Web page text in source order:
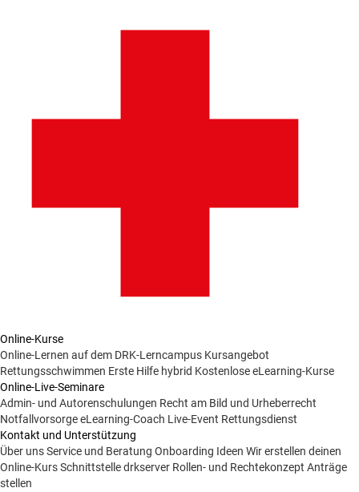
Online-Kurse
Online-Lernen auf dem DRK-Lerncampus Kursangebot
Rettungsschwimmen Erste Hilfe hybrid Kostenlose eLearning-Kurse
Online-Live-Seminare
Admin- und Autorenschulungen Recht am Bild und Urheberrecht
NotfallvorsorgeeLearning-Coach Live-Event Rettungsdienst
Kontakt und Unterstützung
Über unsService und Beratung Onboarding Ideen Wir erstellen deinen
Online-KursSchnittstelle drkserver Rollen- und Rechtekonzept Anträge
stellen